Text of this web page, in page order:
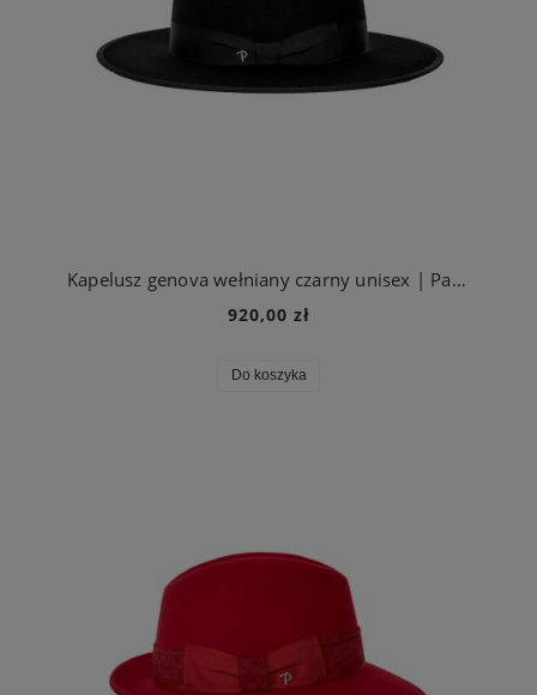
Kapelusz genova wełniany czarny unisex | Panizza
920,00 zł
Do koszyka